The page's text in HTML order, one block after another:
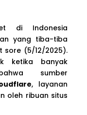
di Indonesia
yang tiba-tiba
sore (5/12/2025).
ketika banyak
sumber
, layanan
oleh ribuan situs